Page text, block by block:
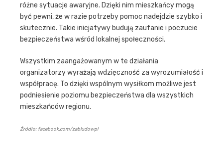
różne sytuacje awaryjne. Dzięki nim mieszkańcy mogą
być pewni, że w razie potrzeby pomoc nadejdzie szybko i
skutecznie. Takie inicjatywy budują zaufanie i poczucie
bezpieczeństwa wśród lokalnej społeczności.
Wszystkim zaangażowanym w te działania
organizatorzy wyrażają wdzięczność za wyrozumiałość i
współpracę. To dzięki wspólnym wysiłkom możliwe jest
podniesienie poziomu bezpieczeństwa dla wszystkich
mieszkańców regionu.
Źródło: facebook.com/zabludowpl